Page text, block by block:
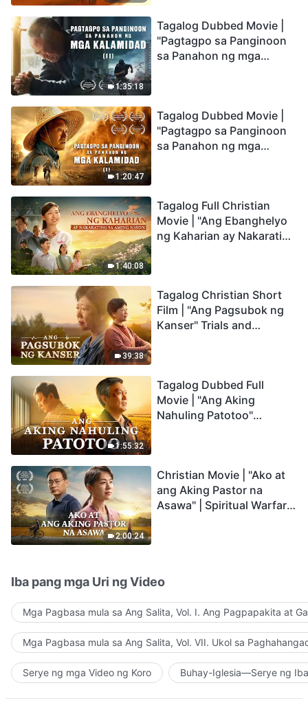
1:35:18
Tagalog Dubbed Movie |
"Pagtagpo sa Panginoon
sa Panahon ng mga
Tayo Makakapasok sa
Kaharian ng Diyos?
1:20:47
Tagalog Dubbed Movie |
"Pagtagpo sa Panginoon
sa Panahon ng mga
Sangkatauhan?
1:40:08
Tagalog Full Christian
Movie | "Ang Ebanghelyo
ng Kaharian ay Nakarating
39:38
Tagalog Christian Short
Film | "Ang Pagsubok ng
Kanser" Trials and
1:55:32
Tagalog Dubbed Full
Movie | "Ang Aking
Nahuling Patotoo"
2:00:24
Christian Movie | "Ako at
ang Aking Pastor na
Asawa" | Spiritual Warfare
Iba pang mga Uri ng Video
Mga Pagbasa mula sa Ang Salita, Vol. I. Ang Pagpapakita at
Mga Pagbasa mula sa Ang Salita, Vol. VII. Ukol sa
Serye ng mga Video ng Koro Buhay-Iglesia—Serye ng